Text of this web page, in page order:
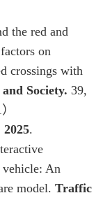
the red and
on
crossings with
Society. 39,
2025.
An
model.Traffic